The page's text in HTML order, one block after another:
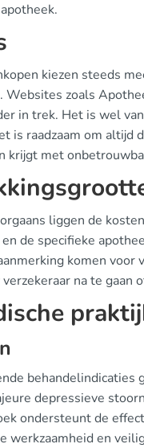
kiezen steeds
Websites zoals
in trek. Het is wel
is raadzaam om altijd
krijgt met
liggen de
de specifieke
komen voor
na te gaan
depressieve
ondersteunt de
werkzaamheid en